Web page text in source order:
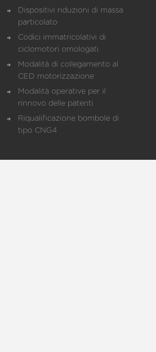
Dispositivi riduzioni di massa
particolato
Codici immatricolativi di
ciclomotori omologati
Modalità di collegamento al
CED motorizzazione
Modalità operative per il
rinnovo delle patenti
Riqualificazione bombole di
tipo CNG4